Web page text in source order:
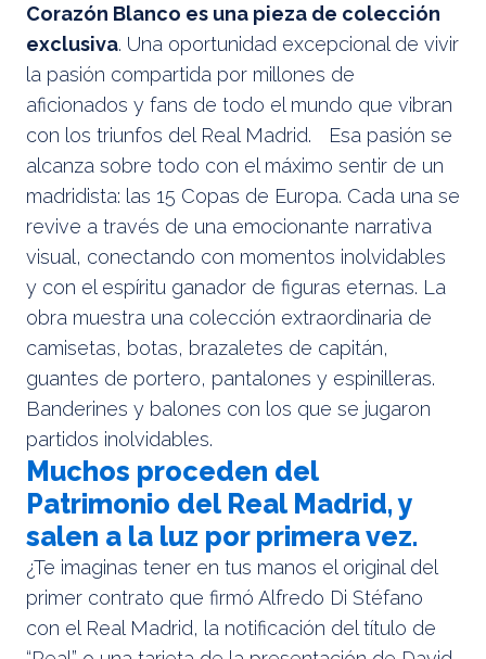
Corazón Blanco es una pieza de colección
exclusiva. Una oportunidad excepcional de vivir
la pasión compartida por millones de
aficionados y fans de todo el mundo que vibran
con los triunfos del Real Madrid. Esa pasión se
alcanza sobre todo con el máximo sentir de un
madridista: las 15 Copas de Europa. Cada una se
revive a través de una emocionante narrativa
visual, conectando con momentos inolvidables
y con el espíritu ganador de figuras eternas. La
obra muestra una colección extraordinaria de
camisetas, botas, brazaletes de capitán,
guantes de portero, pantalones y espinilleras.
Banderines y balones con los que se jugaron
partidos inolvidables.
Muchos proceden del
Patrimonio del Real Madrid, y
salen a la luz por primera vez.
¿Te imaginas tener en tus manos el original del
primer contrato que firmó Alfredo Di Stéfano
con el Real Madrid, la notificación del título de